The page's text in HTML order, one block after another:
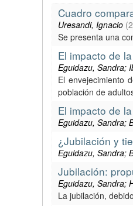
Cuadro
Uresandi, Ignacio (
Se presenta una
El impacto de
Eguidazu, Sandra;
El envejecimiento
población de
El impacto de
Eguidazu, Sandra;
¿Jubilación y
Eguidazu, Sandra;
Jubilación:
Eguidazu, Sandra;
La jubilación,